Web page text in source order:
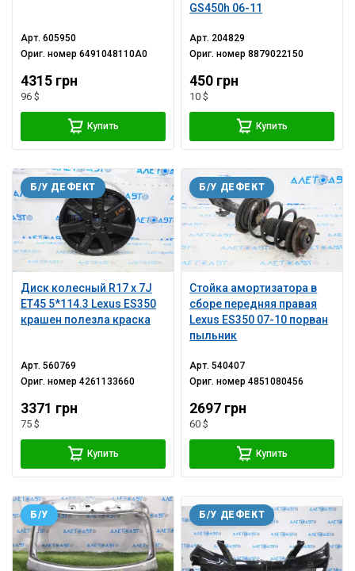
Арт.605950
Ориг. номер6491048110A0
4315 грн
96 $
Купить
GS450h 06-11
Арт. 204829
Ориг. номер8879022150
450 грн
10 $
Купить
Диск колесный R17 х 7J
ET45 5*114.3 Lexus ES350
крашен полезла краска
Б/У ДЕФЕКТ
Арт.560769
Ориг. номер4261133660
3371 грн
75 $
Купить
Стойка амортизатора в
сборе передняя правая
Lexus ES350 07-10 порван
пыльник
Б/У ДЕФЕКТ
Арт.540407
Ориг. номер4851080456
2697 грн
60 $
Купить
Б/У Б/У ДЕФЕКТ